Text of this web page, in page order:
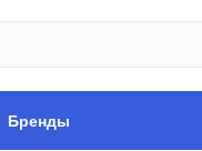
Бренды